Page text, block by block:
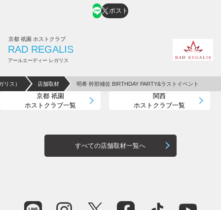
ポスト
京都 祇園 ホストクラブ
RAD REGALIS
アールエーディー レガリス
リス） 店舗取材 明希 幹部補佐 BIRTHDAY PARTY&ラストイベント
京都 祇園
ホストクラブ一覧
関西
ホストクラブ一覧
すべての店舗取材一覧へ